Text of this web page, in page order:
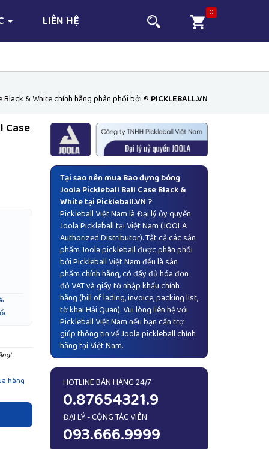
LIÊN HỆ
0
& White chính hãng phân phối bởi ® PICKLEBALL.VN
Case
hàng
Tại sao nên mua Bao đựng bóng
Joola Pickleball Ball Case Black &
White tại Pickleball.VN ?
Pickleball Việt Nam là Đại lý ủy quyền
Joola Pickleballtại Việt Nam (JOOLA
Authorized Distributor). Tất cả các sản
phẩm Joola pickleball được phân phối
bởi Pickleball Việt Nam đều là sản
phẩm chính hãng, có đầy đủ hóa đơn
đỏ VAT và giấy tờ nhập khẩu chính
hãng (bill of lading, invoice, packing list,
tờ khai Hải Quan). Vui lòng liên hệ với
Pickleball Việt Nam nếu bạn cần trợ
giúp thông tin về Joola pickleball chính
hãng tại Việt Nam.
HOTLINE BÁN HÀNG 24/7
0.87654321.9
ĐẠI LÝ - CỘNG TÁC VIÊN
093.666.9999